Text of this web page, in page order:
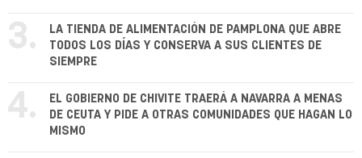
3.
LA TIENDA DE ALIMENTACIÓN DE PAMPLONA QUE ABRE
TODOS LOS DÍAS Y CONSERVA A SUS CLIENTES DE
SIEMPRE
4.
EL GOBIERNO DE CHIVITE TRAERÁ A NAVARRA A MENAS
DE CEUTA Y PIDE A OTRAS COMUNIDADES QUE HAGAN LO
MISMO